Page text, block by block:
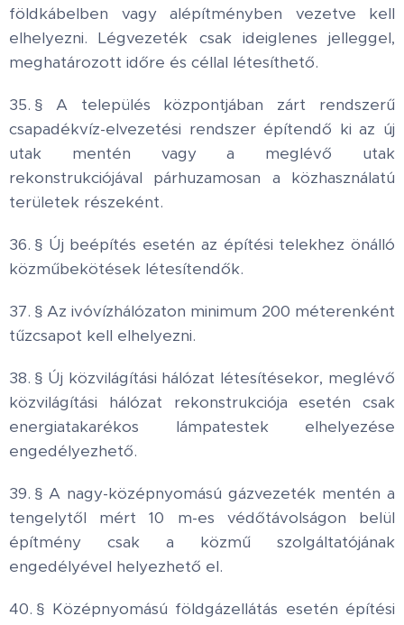
földkábelben vagy alépítményben vezetve kell
elhelyezni. Légvezeték csak ideiglenes jelleggel,
meghatározott időre és céllal létesíthető.
35. § A település központjában zárt rendszerű
csapadékvíz-elvezetési rendszer építendő ki az új
utak mentén vagy a meglévő utak
rekonstrukciójával párhuzamosan a közhasználatú
területek részeként.
36. § Új beépítés esetén az építési telekhez önálló
közműbekötések létesítendők.
37. § Az ivóvízhálózaton minimum 200 méterenként
tűzcsapot kell elhelyezni.
38. § Új közvilágítási hálózat létesítésekor, meglévő
közvilágítási hálózat rekonstrukciója esetén csak
energiatakarékos lámpatestek elhelyezése
engedélyezhető.
39. § A nagy-középnyomású gázvezeték mentén a
tengelytől mért 10 m-es védőtávolságon belül
építmény csak a közmű szolgáltatójának
engedélyével helyezhető el.
40. § Középnyomású földgázellátás esetén építési